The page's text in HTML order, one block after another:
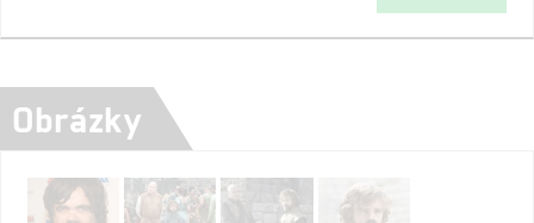
Obrázky